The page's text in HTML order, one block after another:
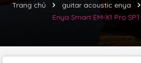
Trang chủ guitar acoustic enya
Enya Smart EM-X1 Pro